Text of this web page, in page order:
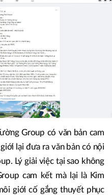
Group có văn bản cam
lại đưa ra văn bản có nội
Lý giải việc tại sao không
cam kết mà lại là Kim
giới cố gắng thuyết phục